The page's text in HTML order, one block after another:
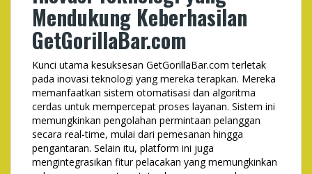
Mendukung Keberhasilan
GetGorillaBar.com
Kunci utama kesuksesan GetGorillaBar.com terletak
pada inovasi teknologi yang mereka terapkan. Mereka
memanfaatkan sistem otomatisasi dan algoritma
cerdas untuk mempercepat proses layanan. Sistem ini
memungkinkan pengolahan permintaan pelanggan
secara real-time, mulai dari pemesanan hingga
pengantaran. Selain itu, platform ini juga
mengintegrasikan fitur pelacakan yang memungkinkan